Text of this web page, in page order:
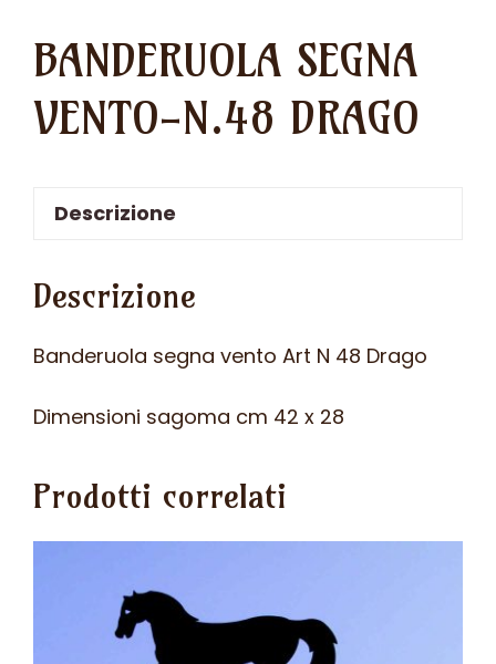
BANDERUOLA SEGNA
VENTO-N.48 DRAGO
Descrizione
Descrizione
Banderuola segna vento Art N 48 Drago
Dimensioni sagoma cm 42 x 28
Prodotti correlati